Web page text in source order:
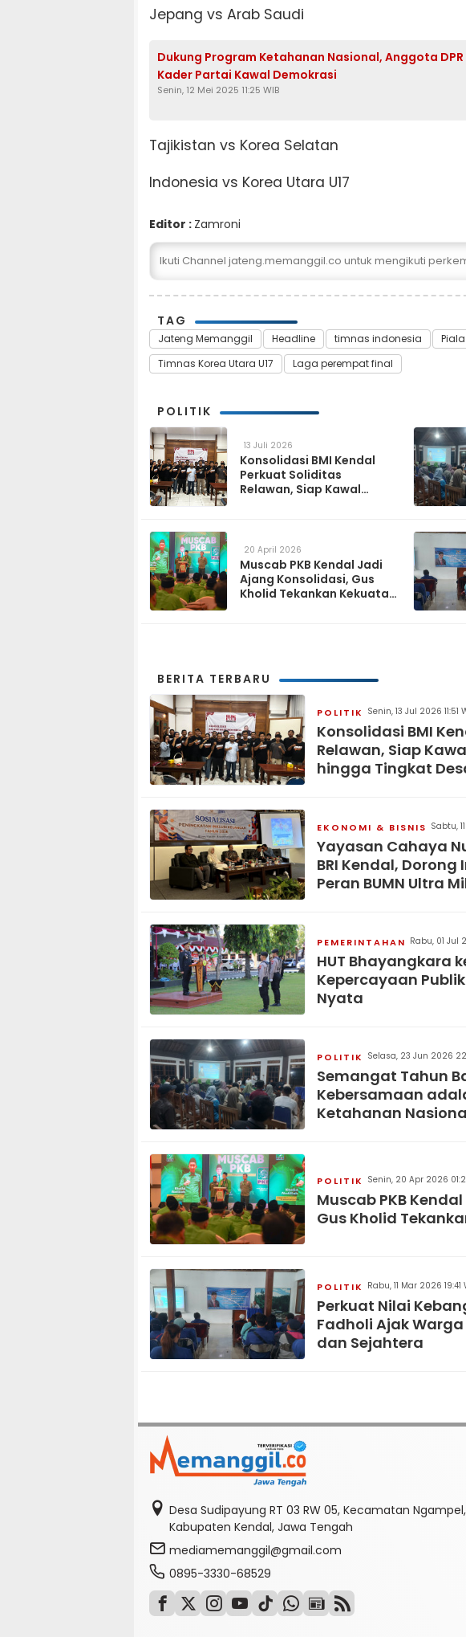
Jepang vs Arab Saudi
Dukung Program Ketahanan Nasional, Anggota DPR
Kader Partai Kawal Demokrasi
Senin, 12 Mei 2025 11:25 WIB
Tajikistan vs Korea Selatan
Indonesia vs Korea Utara U17
Editor : Zamroni
Ikuti Channel jateng.memanggil.co untuk mengikuti
TAG
Jateng Memanggil Headline timnas indonesia
Timnas Korea Utara U17
Laga perempat final
POLITIK
13 Juli 2026
Konsolidasi BMI Kendal
Perkuat Soliditas
Relawan, Siap Kawal
20 April 2026
Muscab PKB Kendal Jadi
Ajang Konsolidasi, Gus
Kholid Tekankan Kekuatan
BERITA TERBARU
POLITIK Senin, 13 Jul 2026 11:51
Konsolidasi BMI
Relawan, Siap
hingga Tingkat
EKONOMI & BISNIS Sabtu,
Yayasan Cahaya
BRI Kendal,
Peran BUMN Ultra
PEMERINTAHAN Rabu, 01 Jul
HUT Bhayangkara
Kepercayaan
Nyata
POLITIK Selasa, 23 Jun 2026
Semangat Tahun
Kebersamaan
Ketahanan
POLITIK Senin, 20 Apr 2026
Muscab PKB
Gus Kholid
POLITIK Rabu, 11 Mar 2026 19:41
Perkuat Nilai
Fadholi Ajak
dan Sejahtera
Desa Sudipayung RT 03 RW 05, Kecamatan Ngampel,
Kabupaten Kendal, Jawa Tengah
mediamemanggil@gmail.com
0895-3330-68529